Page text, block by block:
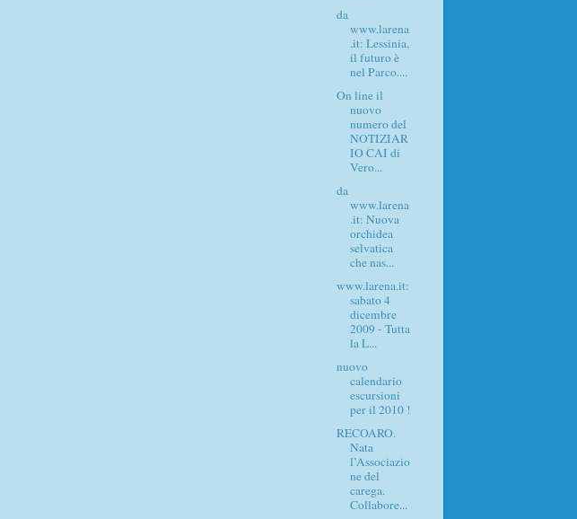
da
www.larena
.it: Lessinia,
il futuro è
nel Parco....
On line il
nuovo
numero del
NOTIZIAR
IO CAI di
Vero...
da
www.larena
.it: Nuova
orchidea
selvatica
che nas...
www.larena.it:
sabato 4
dicembre
2009 - Tutta
la L...
nuovo
calendario
escursioni
per il 2010 !
RECOARO.
Nata
l’Associazio
ne del
carega.
Collabore...